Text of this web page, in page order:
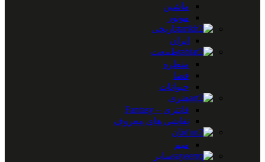
ماشین
موتور
تاریخی
ایران
طبیعت
منظره
فضا
حیوانات
هنری
فانتزی – Fantasy
نقاشی های معروف
فان
میم
سایر